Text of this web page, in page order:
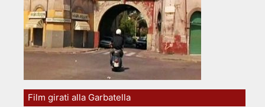
Film girati alla Garbatella